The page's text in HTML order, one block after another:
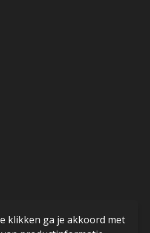
klikken ga je akkoord met